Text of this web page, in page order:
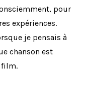
pour
expériences.
je pensais à
chanson est
film.